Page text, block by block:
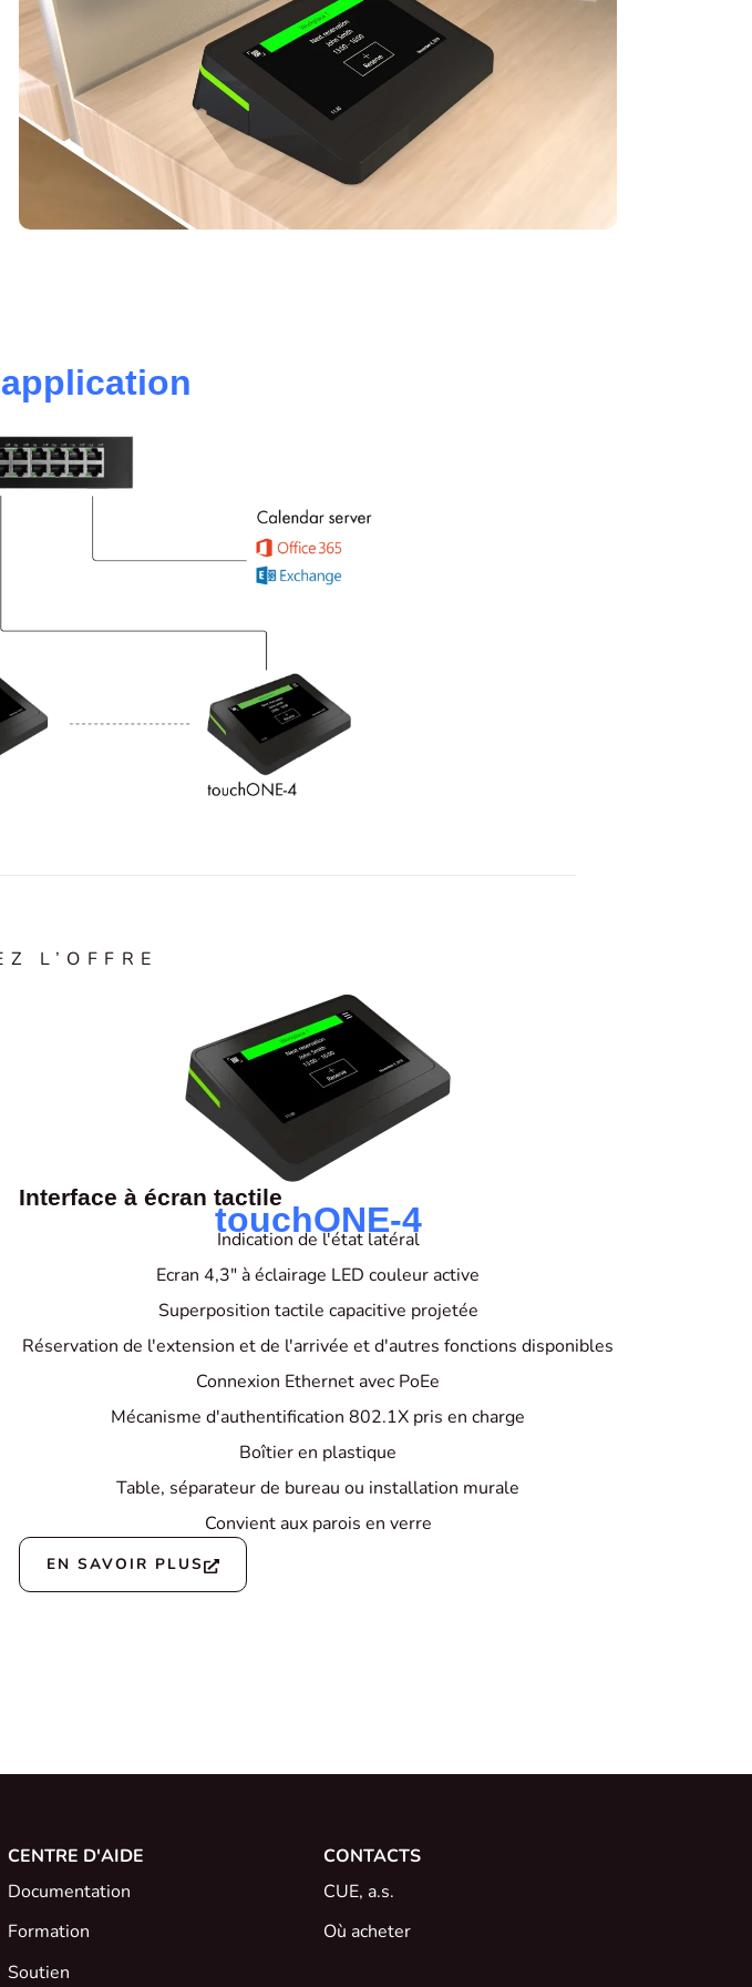
L’OFFRE
Interface à écran tactile
touchONE-4
Indication de l'état latéral
Ecran 4,3" à éclairage LED couleur active
Superposition tactile capacitive projetée
Réservation de l'extension et de l'arrivée et d'autres fonctions disponibles
Connexion Ethernet avec PoEe
Mécanisme d'authentification 802.1X pris en charge
Boîtier en plastique
Table, séparateur de bureau ou installation murale
Convient aux parois en verre
EN SAVOIR PLUS
CENTRE D'AIDE
Documentation
Formation
Soutien
CONTACTS
CUE, a.s.
Où acheter